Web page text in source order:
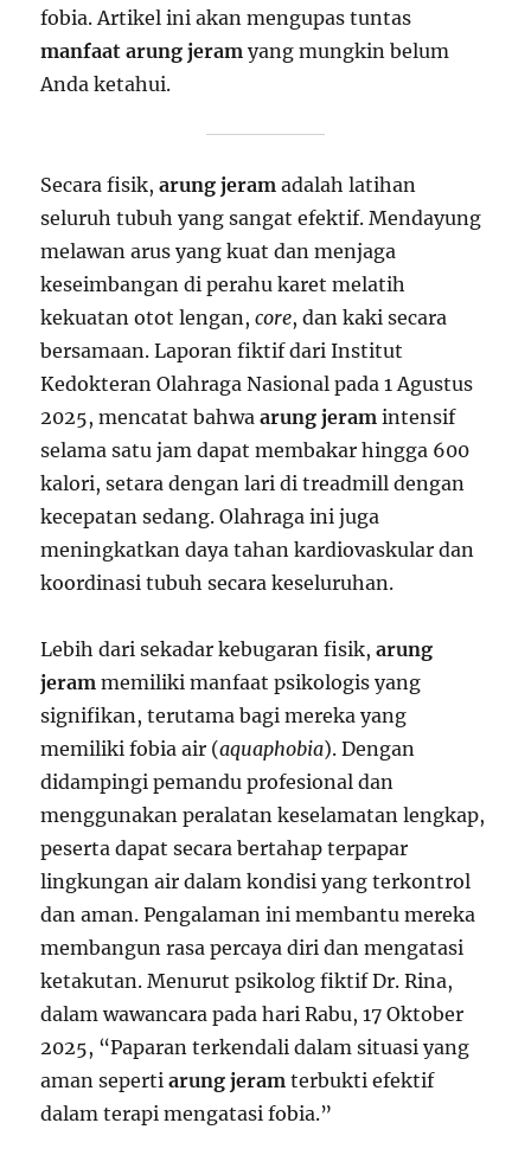
fobia. Artikel ini akan mengupas tuntas
manfaat arung jeram yang mungkin belum
Anda ketahui.
Secara fisik,arung jeram adalah latihan
seluruh tubuh yang sangat efektif. Mendayung
melawan arus yang kuat dan menjaga
keseimbangan di perahu karet melatih
kekuatan otot lengan,core, dan kaki secara
bersamaan. Laporan fiktif dari Institut
Kedokteran Olahraga Nasional pada 1 Agustus
2025, mencatat bahwaarung jeram intensif
selama satu jam dapat membakar hingga 600
kalori, setara dengan lari di treadmill dengan
kecepatan sedang. Olahraga ini juga
meningkatkan daya tahan kardiovaskular dan
koordinasi tubuh secara keseluruhan.
Lebih dari sekadar kebugaran fisik,arung
jeram memiliki manfaat psikologis yang
signifikan, terutama bagi mereka yang
memiliki fobia air (aquaphobia). Dengan
didampingi pemandu profesional dan
menggunakan peralatan keselamatan lengkap,
peserta dapat secara bertahap terpapar
lingkungan air dalam kondisi yang terkontrol
dan aman. Pengalaman ini membantu mereka
membangun rasa percaya diri dan mengatasi
ketakutan. Menurut psikolog fiktif Dr. Rina,
dalam wawancara pada hari Rabu, 17 Oktober
2025, “Paparan terkendali dalam situasi yang
aman sepertiarung jeram terbukti efektif
dalam terapi mengatasi fobia.”